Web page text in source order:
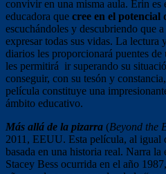
convivir en una misma aula. Erin es
educadora que cree en el potencial
escuchándoles y descubriendo que
expresar todas sus vidas. La lectura
diarios les proporcionará puentes
les permitirá ir superando su
conseguir, con su tesón y
película constituye una
ámbito educativo.
Más allá de la pizarra (Beyond the
2011, EEUU. Esta película, al igual
basada en una historia real. Narra la
Stacey Bess ocurrida en el año